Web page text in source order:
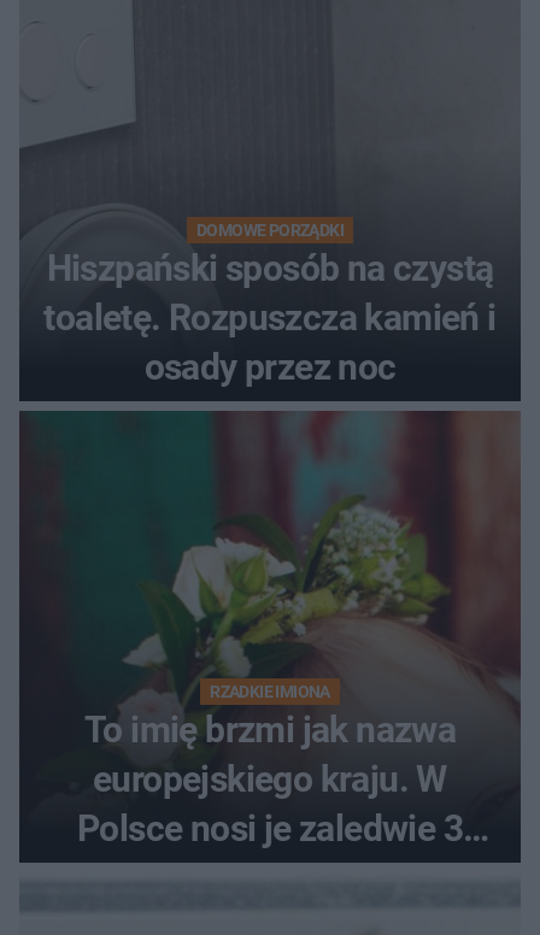
DOMOWE PORZĄDKI
Hiszpański sposób na czystą
toaletę. Rozpuszcza kamień i
osady przez noc
RZADKIE IMIONA
To imię brzmi jak nazwa
europejskiego kraju. W
Polsce nosi je zaledwie 3
kobiety